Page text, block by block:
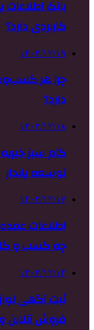
بانک
کاربردی دارد؟
۱۴۰۲/۱۲/۱۹
چرا هر
دارد؟
۱۴۰۲/۱۲/۱۸
گام سبز
توسعه پایدار
۱۴۰۲/۱۲/۱۷
اطلاعات
چه کسب و
۱۴۰۲/۱۲/۱۴
ثبت آگهی
فروش آنلاین